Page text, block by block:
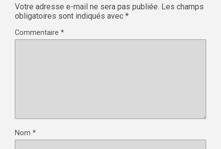
Votre adresse e-mail ne sera pas publiée. Les champs
obligatoires sont indiqués avec *
Commentaire *
Nom *